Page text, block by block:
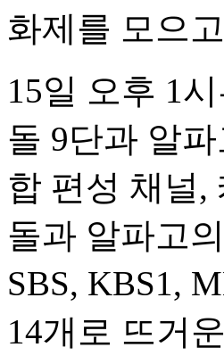
화제를 모으
15일 오후 1
돌 9단과 알
합 편성 채널,
돌과 알파고
SBS, KBS1,
14개로 뜨거